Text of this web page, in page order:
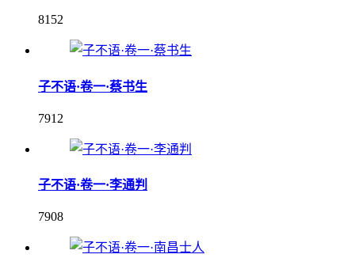
8152
子不语·卷一·蔡书生
7912
子不语·卷一·李通判
7908